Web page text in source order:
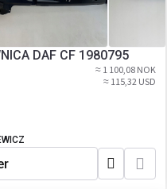
DAF CF 1980795
≈ 1 100,08 NOK
≈ 115,32 USD